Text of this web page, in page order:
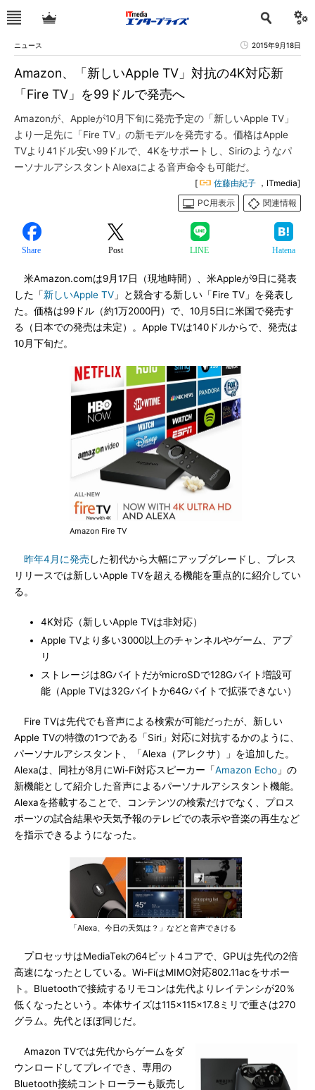
ニュース 2015年9月18日
Amazon、「新しいApple TV」対抗の4K対応新
「Fire TV」を99ドルで発売へ
Amazonが、Appleが10月下旬に発売予定の「新しいApple TV」
より一足先に「Fire TV」の新モデルを発売する。価格はApple
TVより41ドル安い99ドルで、4Kをサポートし、Siriのようなパ
ーソナルアシスタントAlexaによる音声命令も可能だ。
[ 佐藤由紀子 ，ITmedia]
PC用表示
関連情報
Share Post LINE Hatena
米Amazon.comは9月17日（現地時間）、米Appleが9日に発表
した「新しいApple TV 」と競合する新しい「Fire TV」を発表し
た。価格は99ドル（約1万2000円）で、10月5日に米国で発売す
る（日本での発売は未定）。Apple TVは140ドルからで、発売は
10月下旬だ。
Amazon Fire TV
昨年4月に発売 した初代から大幅にアップグレードし、プレス
リリースでは新しいApple TVを超える機能を重点的に紹介してい
る。
4K対応（新しいApple TVは非対応）
Apple TVより多い3000以上のチャンネルやゲーム、アプ
リ
ストレージは8GバイトだがmicroSDで128Gバイト増設可
能（Apple TVは32Gバイトか64Gバイトで拡張できない）
Fire TVは先代でも音声による検索が可能だったが、新しい
Apple TVの特徴の1つである「Siri」対応に対抗するかのように、
パーソナルアシスタント、「Alexa（アレクサ）」を追加した。
Alexaは、同社が8月にWi-Fi対応スピーカー「Amazon Echo 」の
新機能として紹介した音声によるパーソナルアシスタント機能。
Alexaを搭載することで、コンテンツの検索だけでなく、プロス
ポーツの試合結果や天気予報のテレビでの表示や音楽の再生など
を指示できるようになった。
「Alexa、今日の天気は？」などと音声できける
プロセッサはMediaTekの64ビット4コアで、GPUは先代の2倍
高速になったとしている。Wi-FiはMIMO対応802.11acをサポー
ト。Bluetoothで接続するリモコンは先代よりレイテンシが20％
低くなったという。本体サイズは115×115×17.8ミリで重さは270
グラム。先代とほぼ同じだ。
Amazon TVでは先代からゲームをダ
ウンロードしてプレイでき、専用の
Bluetooth接続コントローラーも販売し